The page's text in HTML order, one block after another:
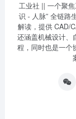
工业社 || 一个聚
识 - 人脉” 全链路
解读，提供 CAD/
还涵盖机械设计、
程，同时也是一个